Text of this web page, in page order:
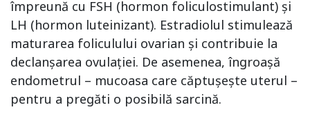
împreună cu FSH (hormon foliculostimulant) și
LH (hormon luteinizant). Estradiolul stimulează
maturarea foliculului ovarian și contribuie la
declanșarea ovulației. De asemenea, îngroașă
endometrul – mucoasa care căptușește uterul –
pentru a pregăti o posibilă sarcină.